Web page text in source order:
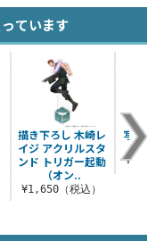
ています
描き下ろし 木崎レ
イジ アクリルスタ
ンド トリガー起動
（オン..
¥1,650（税込）
写輪